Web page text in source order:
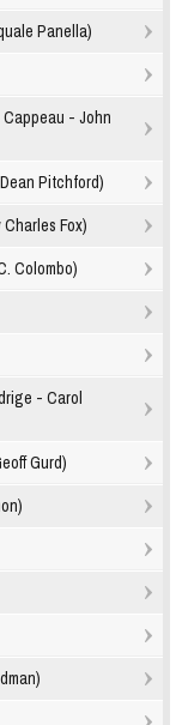
Panella)
- John
Pitchford)
Fox)
Colombo)
- Carol
Gurd)